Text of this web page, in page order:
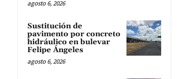
agosto 6, 2026
Sustitución de
pavimento por concreto
hidráulico en bulevar
Felipe Ángeles
agosto 6, 2026